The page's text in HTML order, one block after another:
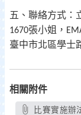
五、聯絡方式：
1670張小姐，
臺中市北區學士
相關附件
比賽實施辦